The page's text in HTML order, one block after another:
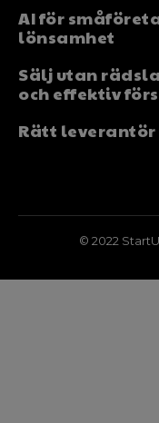
AI för
lönsamhet
Sälj utan
och effektiv
Rätt
© 2022